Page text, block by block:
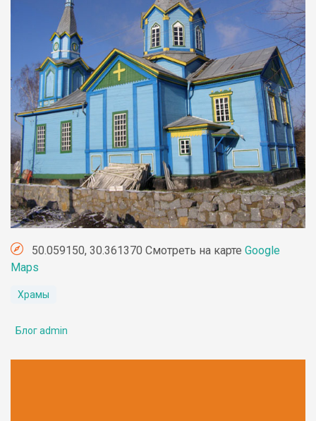
50.059150, 30.361370 Смотреть на карте Google
Maps
Храмы
Блог admin